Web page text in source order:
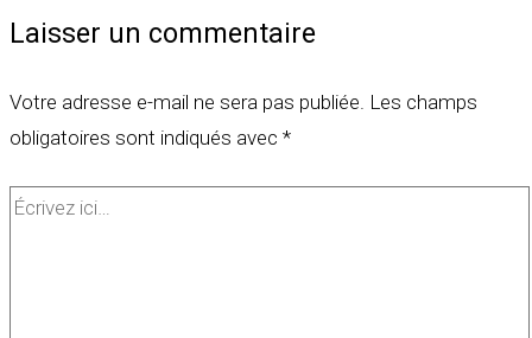
Laisser un commentaire
Votre adresse e-mail ne sera pas publiée. Les champs
obligatoires sont indiqués avec *
Écrivez